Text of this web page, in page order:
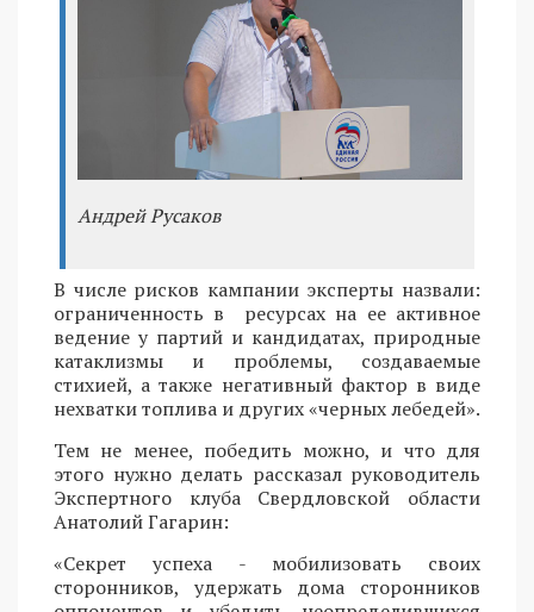
Андрей Русаков
В числе рисков кампании эксперты назвали:
ограниченность в ресурсах на ее активное
ведение у партий и кандидатах, природные
катаклизмы и проблемы, создаваемые
стихией, а также негативный фактор в виде
нехватки топлива и других «черных лебедей».
Тем не менее, победить можно, и что для
этого нужно делать рассказал руководитель
Экспертного клуба Свердловской области
Анатолий Гагарин:
«Секрет успеха - мобилизовать своих
сторонников, удержать дома сторонников